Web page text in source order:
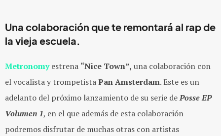
Una colaboración que te remontará al rap de
la vieja escuela.
Metronomyestrena “Nice Town”, una colaboración con
el vocalista y trompetistaPan Amsterdam. Este es un
adelanto del próximo lanzamiento de su serie dePosse EP
Volumen 1, en el que además de esta colaboración
podremos disfrutar de muchas otras con artistas